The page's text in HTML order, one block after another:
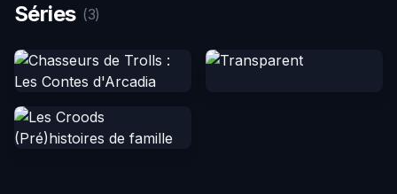
Séries (3)